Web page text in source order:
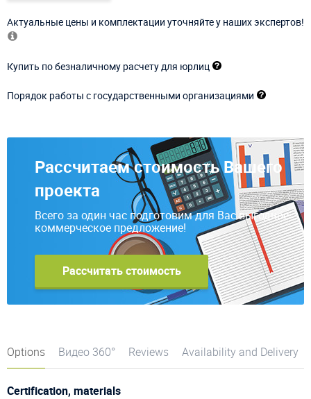
Актуальные цены и комплектации уточняйте у наших экспертов!
Купить по безналичному расчету для юрлиц
Порядок работы с государственными организациями
Рассчитаем стоимость Вашего
проекта
Всего за один час подготовим для Вас выгодное
коммерческое предложение!
Рассчитать стоимость
Options Видео 360° Reviews Availability and Delivery
Certification, materials